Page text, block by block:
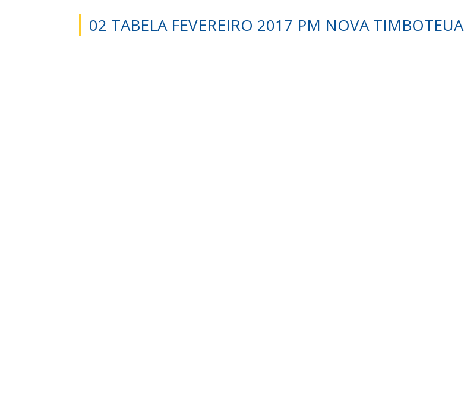
02 TABELA FEVEREIRO 2017 PM NOVA TIMBOTEUA